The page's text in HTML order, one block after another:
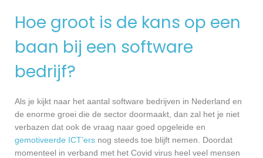
Hoe groot is de kans op een
baan bij een software
bedrijf?
Als je kijkt naar het aantal software bedrijven in Nederland en
de enorme groei die de sector doormaakt, dan zal het je niet
verbazen dat ook de vraag naar goed opgeleide en
gemotiveerde ICT’ers nog steeds toe blijft nemen. Doordat
momenteel in verband met het Covid virus heel veel mensen